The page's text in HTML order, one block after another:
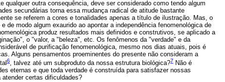
qualquer outra consequência, deve ser considerado como tendo algum
secundárias torna essa mudança radical de atitude bastante
se referem a cores e tonalidades apenas a título de ilustração. Mas, o
de modo algum exaurido ao apontar a independência fenomenológica de
produz resultados mais definidos e construtivos, se aplicado a
o "valor, a "beleza", etc. Os fenômenos da "verdade" e da
de purificação fenomenológica, mesmo nos dias atuais, pois é
Alguns pensamentos proeminentes do presente não consideram a
6, talvez até um subproduto da nossa estrutura biológica?7 Não é
eternas e que toda verdade é construída para satisfazer nossas
certas dificuldades?